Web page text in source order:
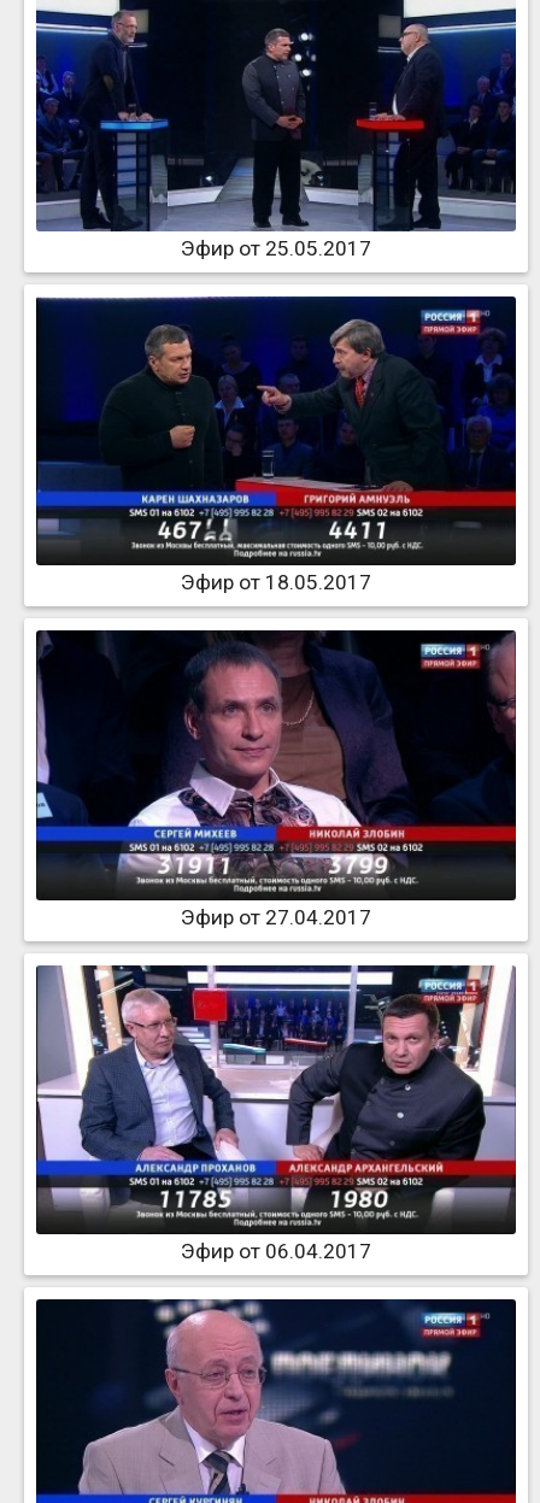
Эфир от 25.05.2017
Эфир от 18.05.2017
Эфир от 27.04.2017
Эфир от 06.04.2017